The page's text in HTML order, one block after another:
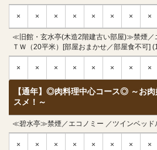
× × × × × × × ×
≪旧館・玄水亭(木造2階建古い部屋)≫禁煙／
ＴＷ（20平米）[部屋おまかせ／部屋食不可]
× × × × × × × ×
【通年】◎肉料理中心コース◎ ～お肉
スメ！～
≪碧水亭≫禁煙／エコノミー ／ツインベッド
× × × × × × × ×